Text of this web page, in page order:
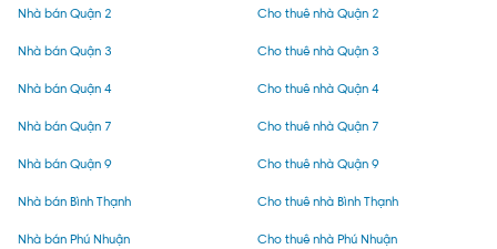
Nhà bán Quận 2
Nhà bán Quận 3
Nhà bán Quận 4
Nhà bán Quận 7
Nhà bán Quận 9
Nhà bán Bình Thạnh
Nhà bán Phú Nhuận
Cho thuê nhà Quận 2
Cho thuê nhà Quận 3
Cho thuê nhà Quận 4
Cho thuê nhà Quận 7
Cho thuê nhà Quận 9
Cho thuê nhà Bình Thạnh
Cho thuê nhà Phú Nhuận